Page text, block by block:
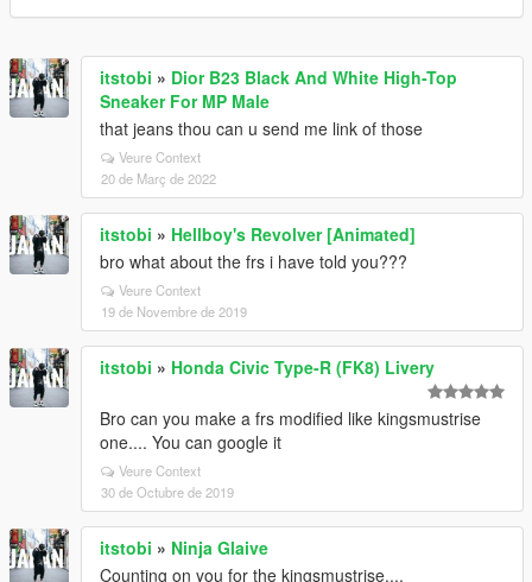
itstobi » Dior B23 Black And White High-Top
Sneaker For MP Male
that jeans thou can u send me link of those
Veure Context
20 de Març de 2022
itstobi » Hellboy's Revolver [Animated]
bro what about the frs i have told you???
Veure Context
19 de Novembre de 2019
itstobi » Honda Civic Type-R (FK8) Livery
Bro can you make a frs modified like kingsmustrise
one.... You can google it
Veure Context
30 de Octubre de 2019
itstobi » Ninja Glaive
Counting on you for the kingsmustrise....